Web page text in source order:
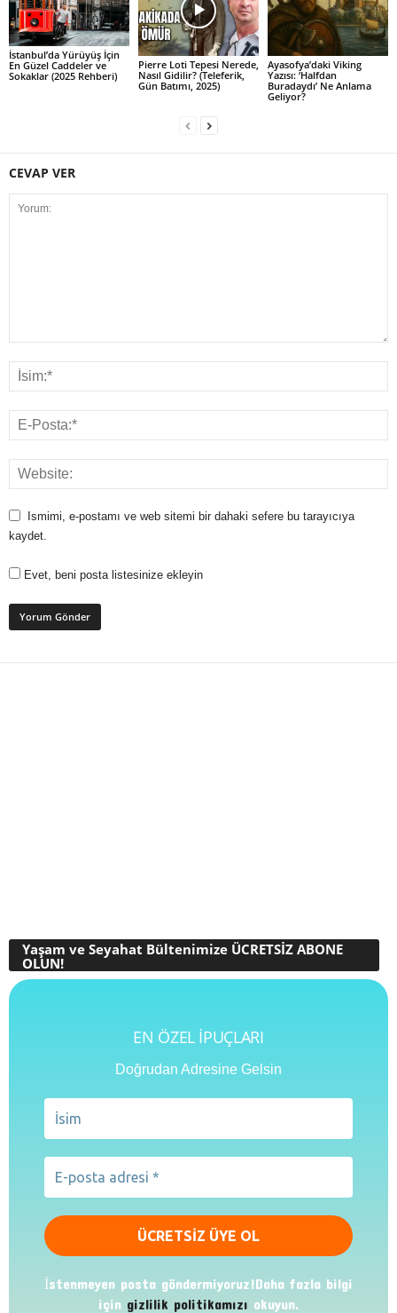
İstanbul’da Yürüyüş İçin
En Güzel Caddeler ve
Sokaklar (2025 Rehberi)
Pierre Loti Tepesi Nerede,
Nasıl Gidilir? (Teleferik,
Gün Batımı, 2025)
Ayasofya’daki Viking
Yazısı: ‘Halfdan
Buradaydı’ Ne Anlama
Geliyor?
CEVAP VER
Ismimi, e-postamı ve web sitemi bir dahaki sefere bu tarayıcıya
kaydet.
Evet, beni posta listesinize ekleyin
Yaşam ve Seyahat Bültenimize ÜCRETSİZ ABONE
OLUN!
EN ÖZEL İPUÇLARI
Doğrudan Adresine Gelsin
İstenmeyen posta göndermiyoruz!Daha fazla bilgi
için gizlilik politikamızı okuyun.